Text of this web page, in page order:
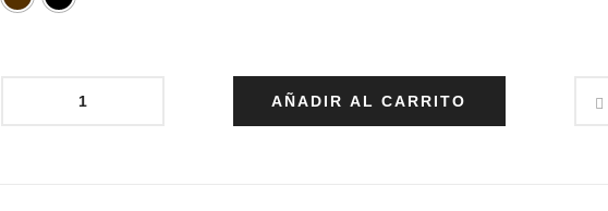
AÑADIR AL CARRITO